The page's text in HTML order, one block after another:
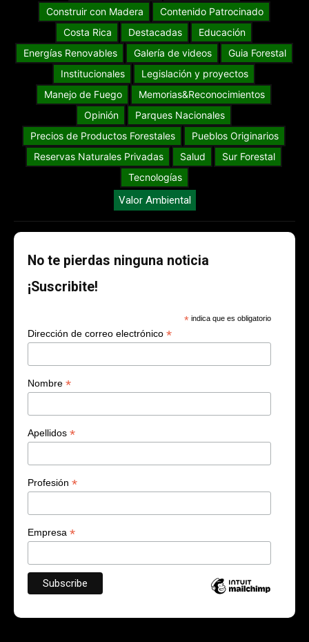
Construir con Madera
Contenido Patrocinado
Costa Rica
Destacadas
Educación
Energías Renovables
Galería de videos
Guia Forestal
Institucionales
Legislación y proyectos
Manejo de Fuego
Memorias&Reconocimientos
Opinión
Parques Nacionales
Precios de Productos Forestales
Pueblos Originarios
Reservas Naturales Privadas
Salud
Sur Forestal
Tecnologías
Valor Ambiental
No te pierdas ninguna noticia
¡Suscribite!
* indica que es obligatorio
Dirección de correo electrónico *
Nombre *
Apellidos *
Profesión *
Empresa *